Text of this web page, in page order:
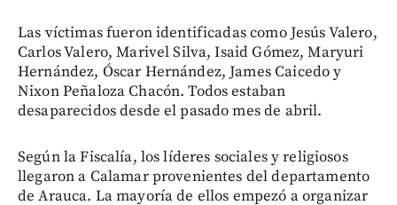
Las víctimas fueron identificadas como Jesús Valero,
Carlos Valero, Marivel Silva, Isaid Gómez, Maryuri
Hernández, Óscar Hernández, James Caicedo y
Nixon Peñaloza Chacón. Todos estaban
desaparecidos desde el pasado mes de abril.
Según la Fiscalía, los líderes sociales y religiosos
llegaron a Calamar provenientes del departamento
de Arauca. La mayoría de ellos empezó a organizar